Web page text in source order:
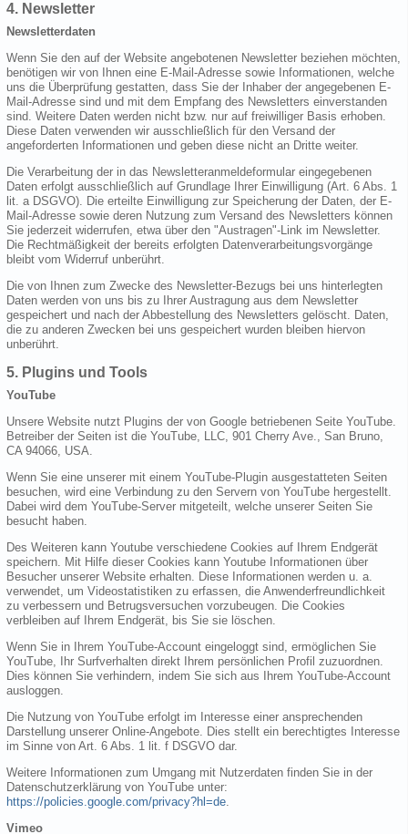
4. Newsletter
Newsletterdaten
Wenn Sie den auf der Website angebotenen Newsletter beziehen möchten,
benötigen wir von Ihnen eine E-Mail-Adresse sowie Informationen, welche
uns die Überprüfung gestatten, dass Sie der Inhaber der angegebenen E-
Mail-Adresse sind und mit dem Empfang des Newsletters einverstanden
sind. Weitere Daten werden nicht bzw. nur auf freiwilliger Basis erhoben.
Diese Daten verwenden wir ausschließlich für den Versand der
angeforderten Informationen und geben diese nicht an Dritte weiter.
Die Verarbeitung der in das Newsletteranmeldeformular eingegebenen
Daten erfolgt ausschließlich auf Grundlage Ihrer Einwilligung (Art. 6 Abs. 1
lit. a DSGVO). Die erteilte Einwilligung zur Speicherung der Daten, der E-
Mail-Adresse sowie deren Nutzung zum Versand des Newsletters können
Sie jederzeit widerrufen, etwa über den "Austragen"-Link im Newsletter.
Die Rechtmäßigkeit der bereits erfolgten Datenverarbeitungsvorgänge
bleibt vom Widerruf unberührt.
Die von Ihnen zum Zwecke des Newsletter-Bezugs bei uns hinterlegten
Daten werden von uns bis zu Ihrer Austragung aus dem Newsletter
gespeichert und nach der Abbestellung des Newsletters gelöscht. Daten,
die zu anderen Zwecken bei uns gespeichert wurden bleiben hiervon
unberührt.
5. Plugins und Tools
YouTube
Unsere Website nutzt Plugins der von Google betriebenen Seite YouTube.
Betreiber der Seiten ist die YouTube, LLC, 901 Cherry Ave., San Bruno,
CA 94066, USA.
Wenn Sie eine unserer mit einem YouTube-Plugin ausgestatteten Seiten
besuchen, wird eine Verbindung zu den Servern von YouTube hergestellt.
Dabei wird dem YouTube-Server mitgeteilt, welche unserer Seiten Sie
besucht haben.
Des Weiteren kann Youtube verschiedene Cookies auf Ihrem Endgerät
speichern. Mit Hilfe dieser Cookies kann Youtube Informationen über
Besucher unserer Website erhalten. Diese Informationen werden u. a.
verwendet, um Videostatistiken zu erfassen, die Anwenderfreundlichkeit
zu verbessern und Betrugsversuchen vorzubeugen. Die Cookies
verbleiben auf Ihrem Endgerät, bis Sie sie löschen.
Wenn Sie in Ihrem YouTube-Account eingeloggt sind, ermöglichen Sie
YouTube, Ihr Surfverhalten direkt Ihrem persönlichen Profil zuzuordnen.
Dies können Sie verhindern, indem Sie sich aus Ihrem YouTube-Account
ausloggen.
Die Nutzung von YouTube erfolgt im Interesse einer ansprechenden
Darstellung unserer Online-Angebote. Dies stellt ein berechtigtes Interesse
im Sinne von Art. 6 Abs. 1 lit. f DSGVO dar.
Weitere Informationen zum Umgang mit Nutzerdaten finden Sie in der
Datenschutzerklärung von YouTube unter:
https://policies.google.com/privacy?hl=de
Vimeo